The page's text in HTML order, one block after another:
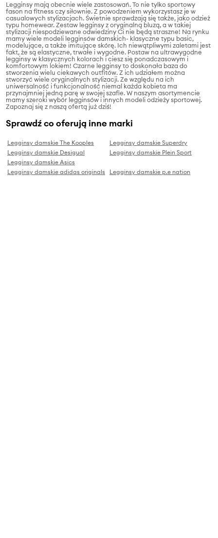
Legginsy mają obecnie wiele zastosowań. To nie tylko sportowy
fason na fitness czy siłownie. Z powodzeniem wykorzystasz je w
casualowych stylizacjach. Świetnie sprawdzają się także, jako odzież
typu homewear. Zestaw legginsy z oryginalną bluzą, a w takiej
stylizacji niespodziewane odwiedziny Ci nie będą straszne! Na rynku
mamy wiele modeli legginsów damskich- klasyczne typu basic,
modelujące, a także imitujące skórę. Ich niewątpliwymi zaletami jest
fakt, że są elastyczne, trwałe i wygodne. Postaw na ultrawygodne
legginsy w klasycznych kolorach i ciesz się ponadczasowym i
komfortowym lokiem! Czarne legginsy to doskonała baza do
stworzenia wielu ciekawych outfitów. Z ich udziałem można
stworzyć wiele oryginalnych stylizacji. Ze względu na ich
uniwersalność i funkcjonalność niemal każda kobieta ma
przynajmniej jedną parę w swojej szafie. W naszym asortymencie
mamy szeroki wybór legginsów i innych modeli odzieży sportowej.
Zapoznaj się z naszą ofertą już dziś!
Sprawdź co oferują inne marki
Legginsy damskie The Kooples
Legginsy damskie Superdry
Legginsy damskie Desigual
Legginsy damskie Plein Sport
Legginsy damskie Asics
Legginsy damskie adidas originals
Legginsy damskie p.e nation